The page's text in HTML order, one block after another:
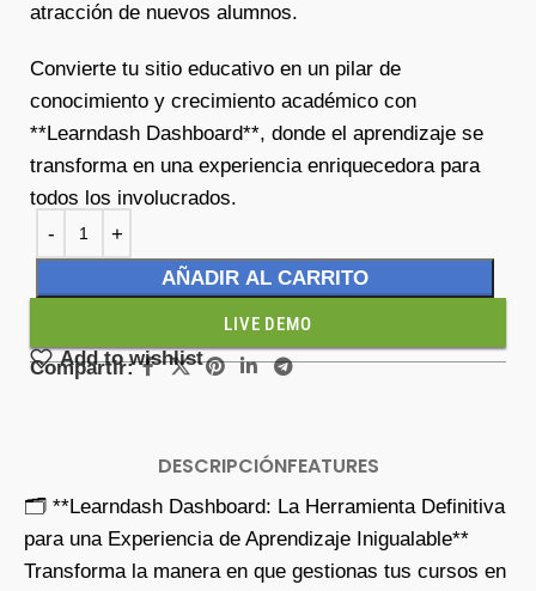
atracción de nuevos alumnos.
Convierte tu sitio educativo en un pilar de
conocimiento y crecimiento académico con
**Learndash Dashboard**, donde el aprendizaje se
transforma en una experiencia enriquecedora para
todos los involucrados.
AÑADIR AL CARRITO
LIVE DEMO
Add to wishlist
Compartir:
DESCRIPCIÓNFEATURES
🗂️ **Learndash Dashboard: La Herramienta Definitiva
para una Experiencia de Aprendizaje Inigualable**
Transforma la manera en que gestionas tus cursos en